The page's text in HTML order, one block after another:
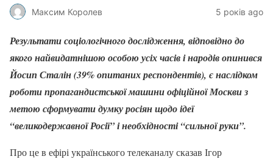
Максим Королев 5 років ago
Результати соціологічного дослідження, відповідно до
якого найвидатнішою особою усіх часів і народів опинився
Йосип Сталін (39% опитаних респондентів), є наслідком
роботи пропагандистської машини офіційної Москви з
метою сформувати думку росіян щодо ідеї
“великодержавної Росії” і необхідності “сильної руки”.
Про це в ефірі українського телеканалу сказав Ігор